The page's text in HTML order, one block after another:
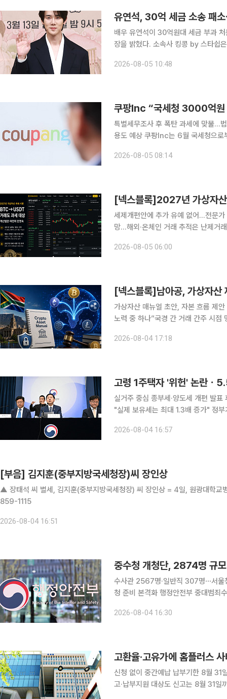
유연석, 30억 세금 소송 패
배우 유연석이 30억원대 세금 부과
장을 밝혔다. 소속사 킹콩 by 스타쉽은 5일 "본 사안은 세법 해석 및 적용에 관한 견해 차이에서 비
법률적 쟁점을 면밀히 검토하고 있으
2026-08-05 10:48
특별세무조사 후 폭탄 과세에 맞불…
용도 예상 쿠팡Inc는 6월 국세청으로부터 2억800만달러(약 3000억원) 과세 예고 통지를 받은 것
(SEC)에 공시한 2분기 연결실적 보고
2026-08-05 08:14
[넥스블록]2027년 가상자
세제개편안에 추가 유예 없어…전문
망…해외·온체인 거래 추적은 난제거
‘2026년 세제개편안’에 추가 과세
2026-08-05 06:00
가상자산 매뉴얼 초안, 자본 흐름 제
노력 중 하나”국경 간 거래 간주 시점
로이터는 3일(현지시각) 남아프리카
2026-08-04 17:18
고령 1주택자 '위헌' 논란ㆍ
실거주 중심 종부세·양도세 개편 발
"실제 보유세는 최대 1.3배 증가" 정부가 실거주 여부에 따라 종합부동산세와 양도소득세 혜택을 차
세제 혜택을 확대하는 대신 비거주자
2026-08-04 16:57
[부음] 김지훈(중부지방국세청장)씨 장인상
▲ 장태석 씨 별세, 김지훈(중부지방국세청장) 씨 장인상 = 4일, 원광대학
859-1115
2026-08-04 16:51
중수청 개청단, 2874명 규
수사관 2567명·일반직 307명⋯서울
청 준비 본격화 행정안전부 중대범죄수사청 개청준비단이 직제·임용령을 제정하고 청사를 확보하는
죄수사청 수사관 임용령’ 제정안을
2026-08-04 16:30
신청 없이 중간예납 납부기한 8월
고·납부지원 대상도 신고는 8월 31일까지…납부만 두 달 연